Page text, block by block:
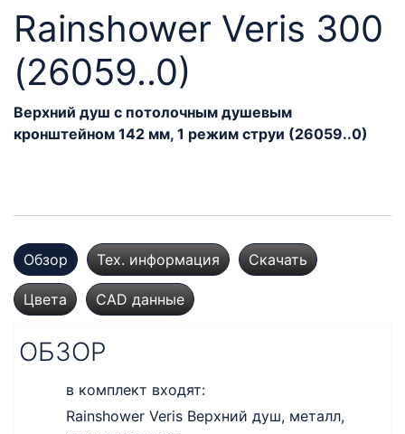
Rainshower Veris 300
(26059..0)
Верхний душ с потолочным душевым
кронштейном 142 мм, 1 режим струи (26059..0)
Обзор Тех. информация Скачать
Цвета CAD данные
ОБЗОР
в комплект входят:
Rainshower Veris Верхний душ, металл,